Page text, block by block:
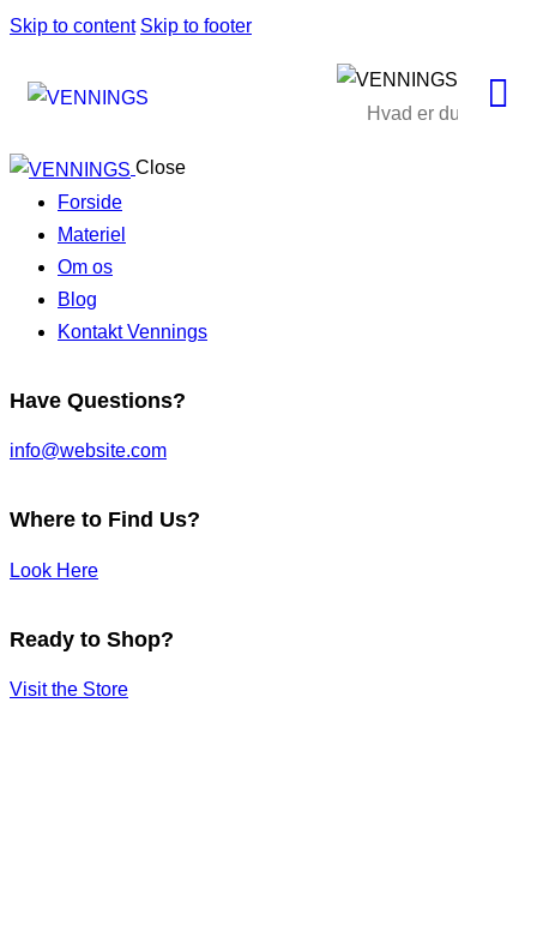
Skip to content Skip to footer
Close
Forside
Materiel
Om os
Blog
Kontakt Vennings
Have Questions?
info@website.com
Where to Find Us?
Look Here
Ready to Shop?
Visit the Store